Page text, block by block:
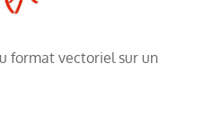
format vectoriel sur un